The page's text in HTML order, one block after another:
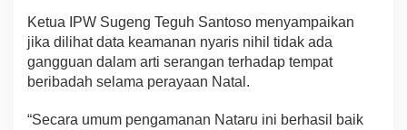
t
a
l
a
T
Ketua IPW Sugeng Teguh Santoso menyampaikan
jika dilihat data keamanan nyaris nihil tidak ada
gangguan dalam arti serangan terhadap tempat
beribadah selama perayaan Natal.
“Secara umum pengamanan Nataru ini berhasil baik